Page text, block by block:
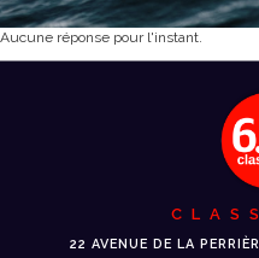
Aucune réponse pour l'instant.
22 AVENUE DE LA